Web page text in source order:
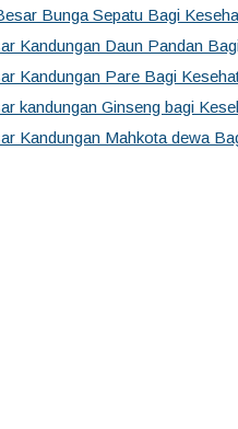
Bunga Sepatu Bagi
Kandungan Daun Pandan
Kandungan Pare Bagi
kandungan Ginseng bagi
Kandungan Mahkota dewa